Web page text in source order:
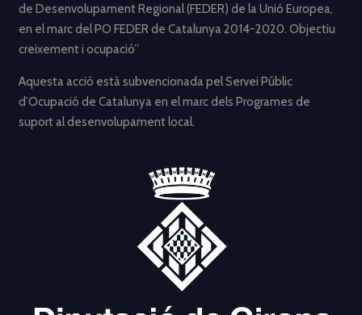
de Desenvolupament Regional (FEDER) de la Unió Europea,
en el marc del PO FEDER de Catalunya 2014-2020. Objectiu
creixement i ocupació”
Aquesta acció està subvencionada pel Servei Públic
d’Ocupació de Catalunya en el marc dels Programes de
suport al desenvolupament local.